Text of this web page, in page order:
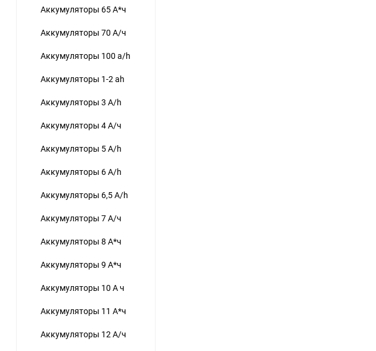
Аккумуляторы 65 А*ч
Аккумуляторы 70 А/ч
Аккумуляторы 100 a/h
Аккумуляторы 1-2 ah
Аккумуляторы 3 A/h
Аккумуляторы 4 А/ч
Аккумуляторы 5 A/h
Аккумуляторы 6 A/h
Аккумуляторы 6,5 A/h
Аккумуляторы 7 А/ч
Аккумуляторы 8 А*ч
Аккумуляторы 9 А*ч
Аккумуляторы 10 А ч
Аккумуляторы 11 А*ч
Аккумуляторы 12 А/ч